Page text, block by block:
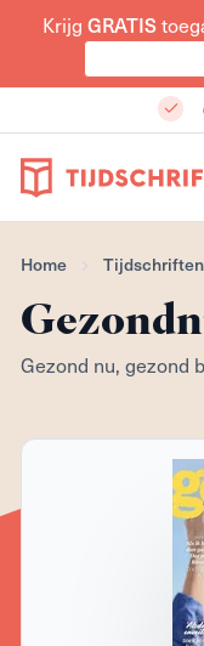
Krijg GRATIS
Home Tijdschriften
Gezond nu, gezond